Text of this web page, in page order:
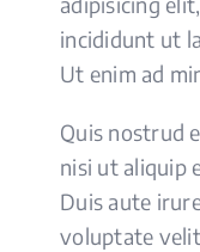
incididunt ut
Ut enim ad
Quis nostrud
nisi ut aliquip
Duis aute
voluptate